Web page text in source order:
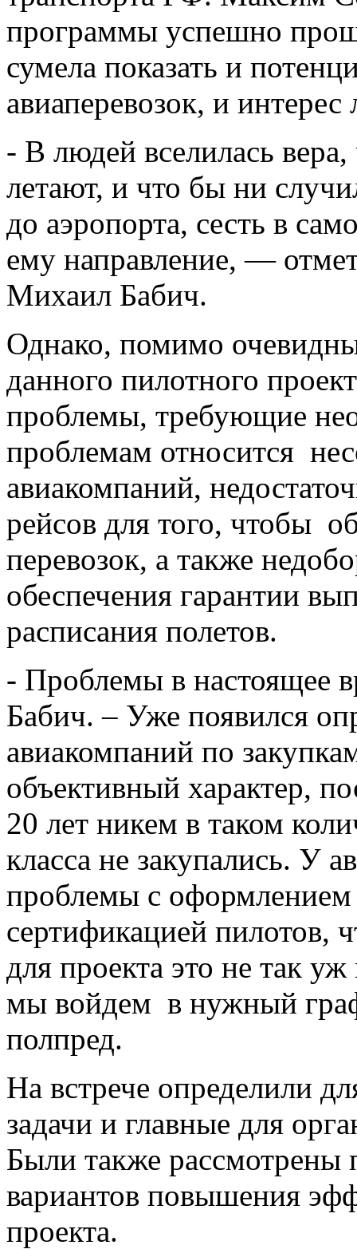
программы успешно
сумела показать и
авиаперевозок, и
- В людей вселилась
летают, и что бы ни
до аэропорта, сесть в
ему направление, —
Михаил Бабич.
Однако, помимо
данного пилотного
проблемы, требующие
проблемам относится
авиакомпаний,
рейсов для того, чтобы
перевозок, а также
обеспечения гарантии
расписания полетов.
- Проблемы в настоящее
Бабич. – Уже появился
авиакомпаний по
объективный характер,
20 лет никем в таком
класса не закупались. У
проблемы с
сертификацией пилотов,
для проекта это не так
мы войдем в нужный
полпред.
На встрече определили
задачи и главные для
Были также рассмотрены
вариантов повышения
проекта.